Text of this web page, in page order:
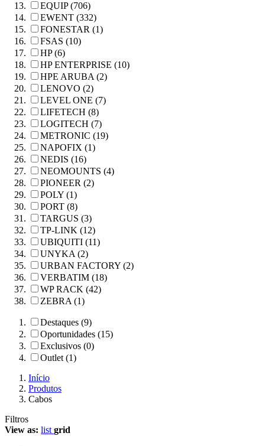
EQUIP (706)
EWENT (332)
FONESTAR (1)
FSAS (10)
HP (6)
HP ENTERPRISE (10)
HPE ARUBA (2)
LENOVO (2)
LEVEL ONE (7)
LIFETECH (8)
LOGITECH (7)
METRONIC (19)
NAPOFIX (1)
NEDIS (16)
NEOMOUNTS (4)
PIONEER (2)
POLY (1)
PORT (8)
TARGUS (3)
TP-LINK (12)
UBIQUITI (11)
UNYKA (2)
URBAN FACTORY (2)
VERBATIM (18)
WP RACK (42)
ZEBRA (1)
Destaques (9)
Oportunidades (15)
Exclusivos (0)
Outlet (1)
Início
Produtos
Cabos
Filtros
View as: list grid